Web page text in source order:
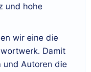
und hohe
wir eine die
Damit
und Autoren die